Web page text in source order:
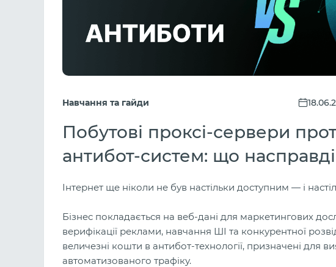
Навчання та гайди
Побутові проксі-сервери
антибот-систем: що
Інтернет ще ніколи не був настільки доступним — і
Бізнес покладається на веб-дані для маркетингових
верифікації реклами, навчання ШІ та конкурентної
величезні кошти в антибот-технології, призначені для
автоматизованого трафіку.